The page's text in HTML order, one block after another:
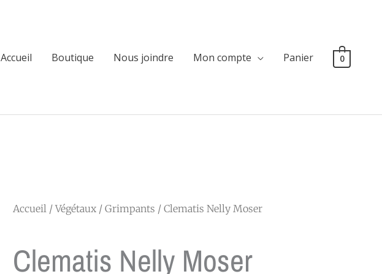
Accueil
Boutique Nous joindre Mon compte Panier 0
Accueil /Végétaux / Grimpants / Clematis Nelly Moser
Clematis Nelly Moser